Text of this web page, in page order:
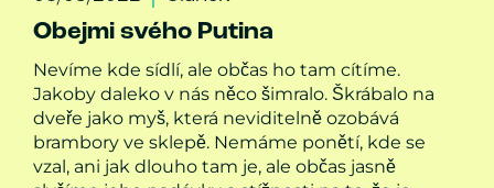
Obejmi svého Putina
Nevíme kde sídlí, ale občas ho tam cítíme.
Jakoby daleko v nás něco šimralo. Škrábalo na
dveře jako myš, která neviditelně ozobává
brambory ve sklepě. Nemáme ponětí, kde se
vzal, ani jak dlouho tam je, ale občas jasně